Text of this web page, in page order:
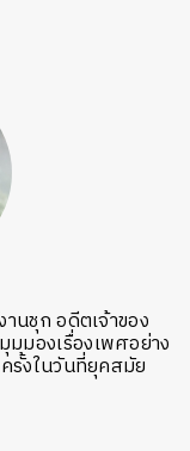
นชุก อดีตเจ้าของ
มองเรื่องเพศอย่าง
รั้งในวันที่ยุคสมัย